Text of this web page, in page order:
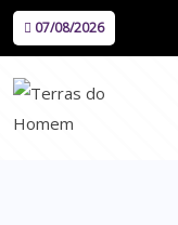
07/08/2026